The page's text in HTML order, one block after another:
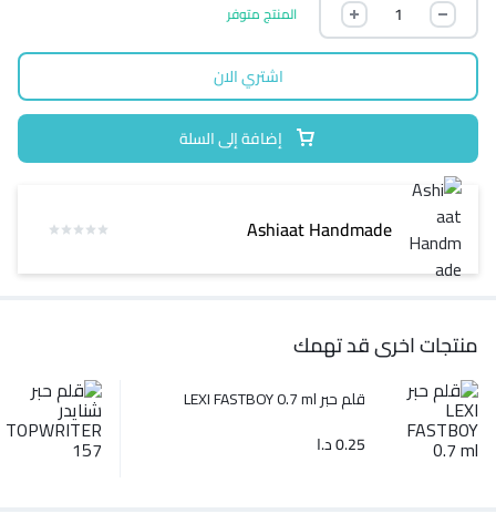
المنتج متوفر
إضافة إلى السلة
اشتري الان
Ashiaat Handmade
منتجات اخرى قد تهمك
قلم حبر LEXI FASTBOY 0.7 ml
0.25د.ا